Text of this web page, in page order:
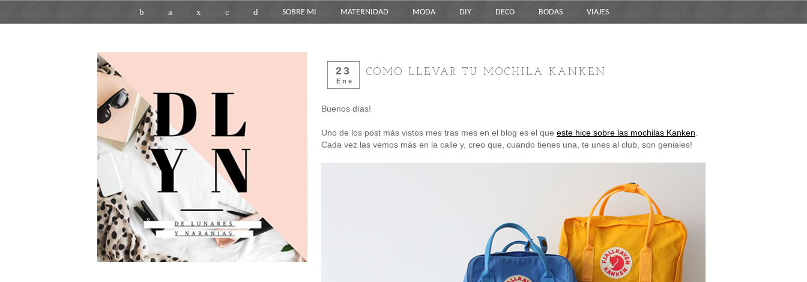
b a x c d SOBRE MI MATERNIDAD MODA DIY DECO BODAS VIAJES
23
Ene
CÓMO LLEVAR TU MOCHILA KANKEN
Buenos días!
Uno de los post más vistos mes tras mes en el blog es el que este hice sobre las mochilas Kanken
Cada vez las vemos más en la calle y, creo que, cuando tienes una, te unes al club, son geniales!